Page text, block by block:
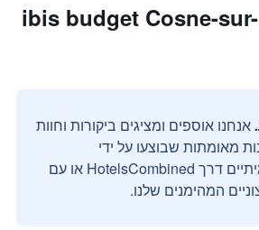
חוות דעת על ibis budget Cosne-sur-
אנחנו אוספים ומציגים ביקורות וחוות
מאומתות שבוצעו על ידי
משתמשים אמיתיים דרך HotelsCombined או עם
המהימנים שלנו.